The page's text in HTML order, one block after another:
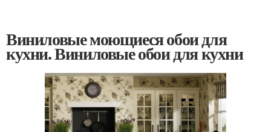
Виниловые моющиеся обои для
кухни. Виниловые обои для кухни